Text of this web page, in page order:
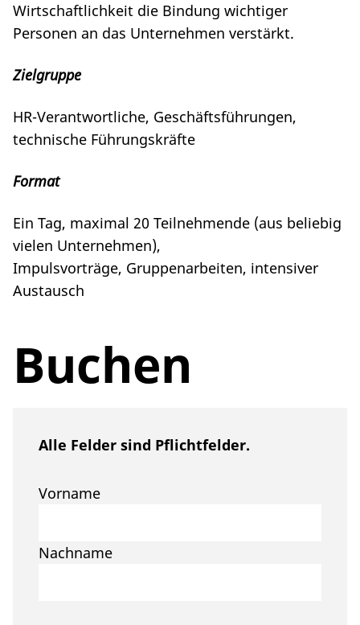
Wirtschaftlichkeit die Bindung wichtiger
Personen an das Unternehmen verstärkt.
Zielgruppe
HR-Verantwortliche, Geschäftsführungen,
technische Führungskräfte
Format
Ein Tag, maximal 20 Teilnehmende (aus beliebig
vielen Unternehmen),
Impulsvorträge, Gruppenarbeiten, intensiver
Austausch
Buchen
Alle Felder sind Pflichtfelder.
Vorname
Nachname